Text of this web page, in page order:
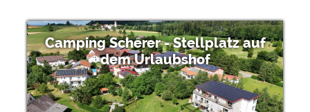
Camping Scherer - Stellplatz auf
dem Urlaubshof